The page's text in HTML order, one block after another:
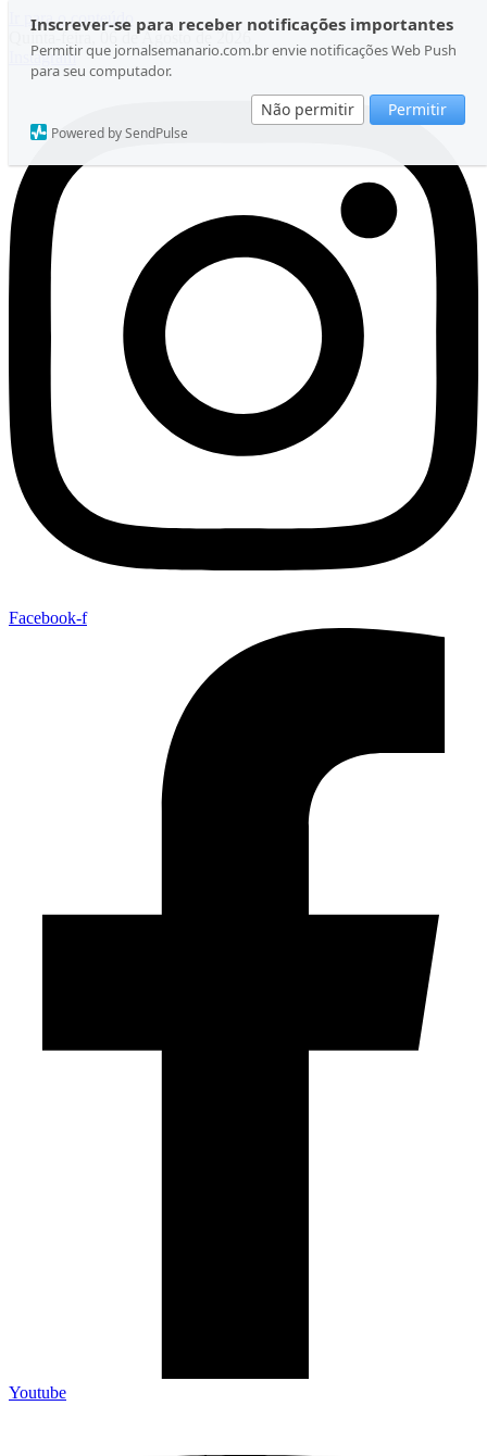
Inscrever-se para receber notificações importantes
Permitir que jornalsemanario.com.br envie notificações Web Push
para seu computador.
Não permitir Permitir
Powered by SendPulse
Ir para o conteúdo
Quinta-feira, 06 de Agosto de 2026
Instagram
Facebook-f
Youtube